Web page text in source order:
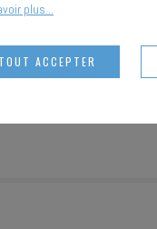
plus...
TOUT ACCEPTER